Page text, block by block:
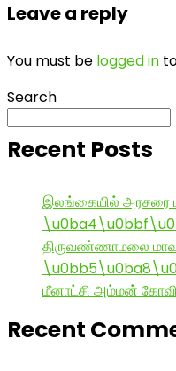
Leave a reply
You must be logged in
Search
Recent Posts
இலங்கையில் அரசரை
திருவண்ணாமலை
மீனாட்சி அம்மன்
Recent